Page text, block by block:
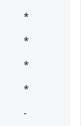
*
*
*
*
-